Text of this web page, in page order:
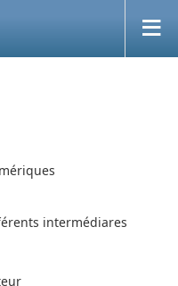
intermédiares